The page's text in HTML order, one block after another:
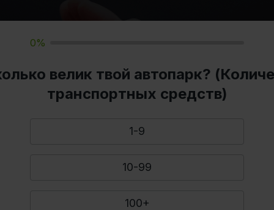
0%
велик твой автопарк?
транспортных средств)
1-9
10-99
100+